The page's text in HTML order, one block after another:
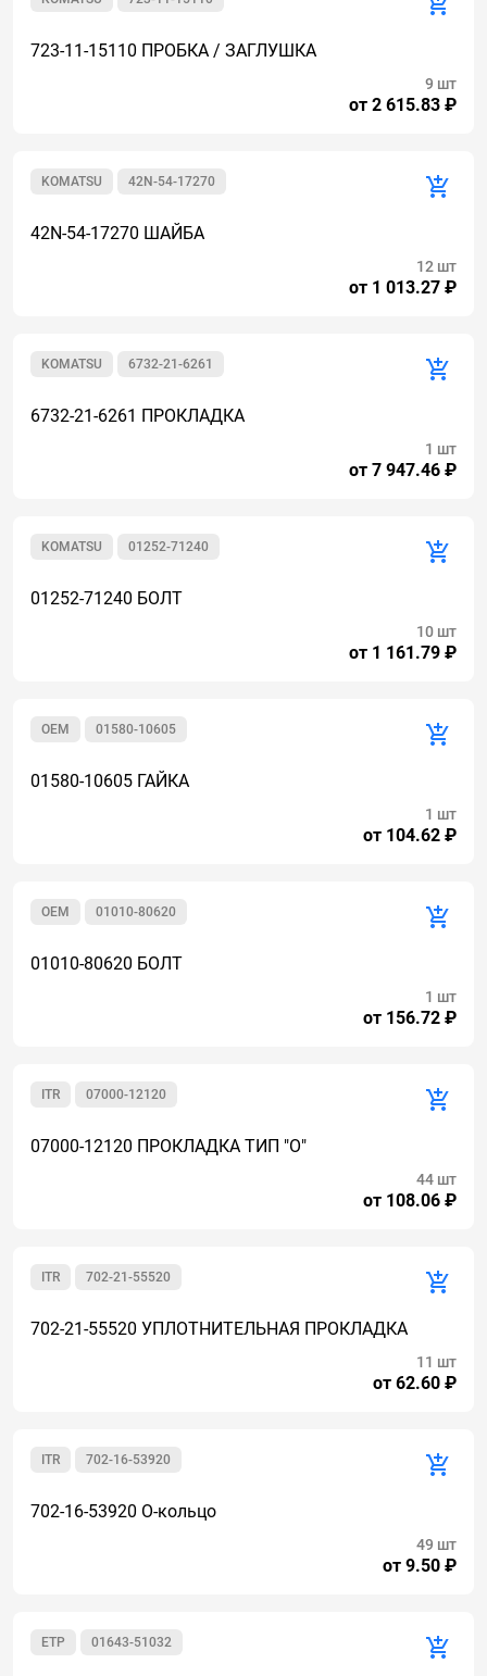
723-11-15110 ПРОБКА / ЗАГЛУШКА
от 2 615.83 ₽
9 шт
42N-54-17270
KOMATSU
42N-54-17270 ШАЙБА
от 1 013.27 ₽
12 шт
6732-21-6261
KOMATSU
6732-21-6261 ПРОКЛАДКА
от 7 947.46 ₽
1 шт
01252-71240
KOMATSU
01252-71240 БОЛТ
от 1 161.79 ₽
10 шт
01580-10605
OEM
01580-10605 ГАЙКА
от 104.62 ₽
1 шт
01010-80620
OEM
01010-80620 БОЛТ
от 156.72 ₽
1 шт
07000-12120
ITR
07000-12120 ПРОКЛАДКА ТИП "О"
от 108.06 ₽
44 шт
702-21-55520
ITR
702-21-55520 УПЛОТНИТЕЛЬНАЯ ПРОКЛАДКА
от 62.60 ₽
11 шт
702-16-53920
ITR
702-16-53920 О-кольцо
от 9.50 ₽
49 шт
01643-51032
ETP